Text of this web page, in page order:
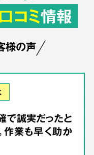
口コミ情報
様の声
で誠実だったと
作業も早く助か